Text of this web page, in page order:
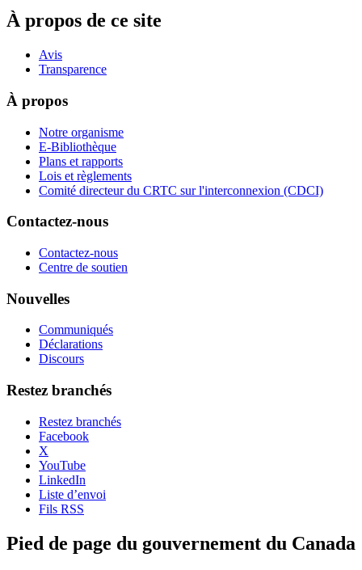
À propos de ce site
Avis
Transparence
À propos
Notre organisme
E-Bibliothèque
Plans et rapports
Lois et règlements
Comité directeur du CRTC sur l'interconnexion (CDCI)
Contactez-nous
Contactez-nous
Centre de soutien
Nouvelles
Communiqués
Déclarations
Discours
Restez branchés
Restez branchés
Facebook
X
YouTube
LinkedIn
Liste d’envoi
Fils RSS
Pied de page du gouvernement du Canada